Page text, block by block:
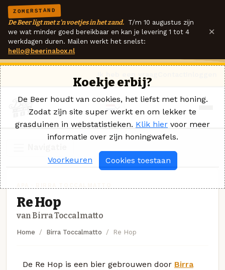
ZOMERSTAND
De Beer ligt met z'n voetjes in het zand. T/m 10 augustus zijn
we wat minder goed bereikbaar en kan je levering 1 tot 4
werkdagen duren. Mailen werkt het snelst:
hello@beerinabox.nl
×
Re Hop
van Birra Toccalmatto
Home Birra Toccalmatto Re Hop
De Re Hop is een bier gebrouwen door Birra
Koekje erbij?
De Beer houdt van cookies, het liefst met honing.
Zodat zijn site super werkt en om lekker te
grasduinen in webstatistieken. Klik hier voor meer
informatie over zijn honingwafels.
Voorkeuren Cookies toestaan